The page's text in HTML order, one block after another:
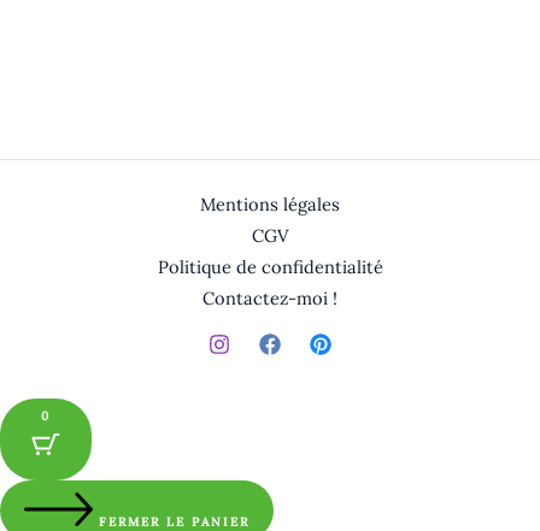
Mentions légales
CGV
Politique de confidentialité
Contactez-moi !
0
FERMER LE PANIER